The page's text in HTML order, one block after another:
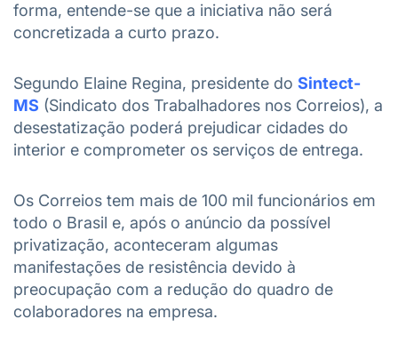
forma, entende-se que a iniciativa não será
concretizada a curto prazo.
Segundo Elaine Regina, presidente do Sintect-
MS (Sindicato dos Trabalhadores nos Correios), a
desestatização poderá prejudicar cidades do
interior e comprometer os serviços de entrega.
Os Correios tem mais de 100 mil funcionários em
todo o Brasil e, após o anúncio da possível
privatização, aconteceram algumas
manifestações de resistência devido à
preocupação com a redução do quadro de
colaboradores na empresa.